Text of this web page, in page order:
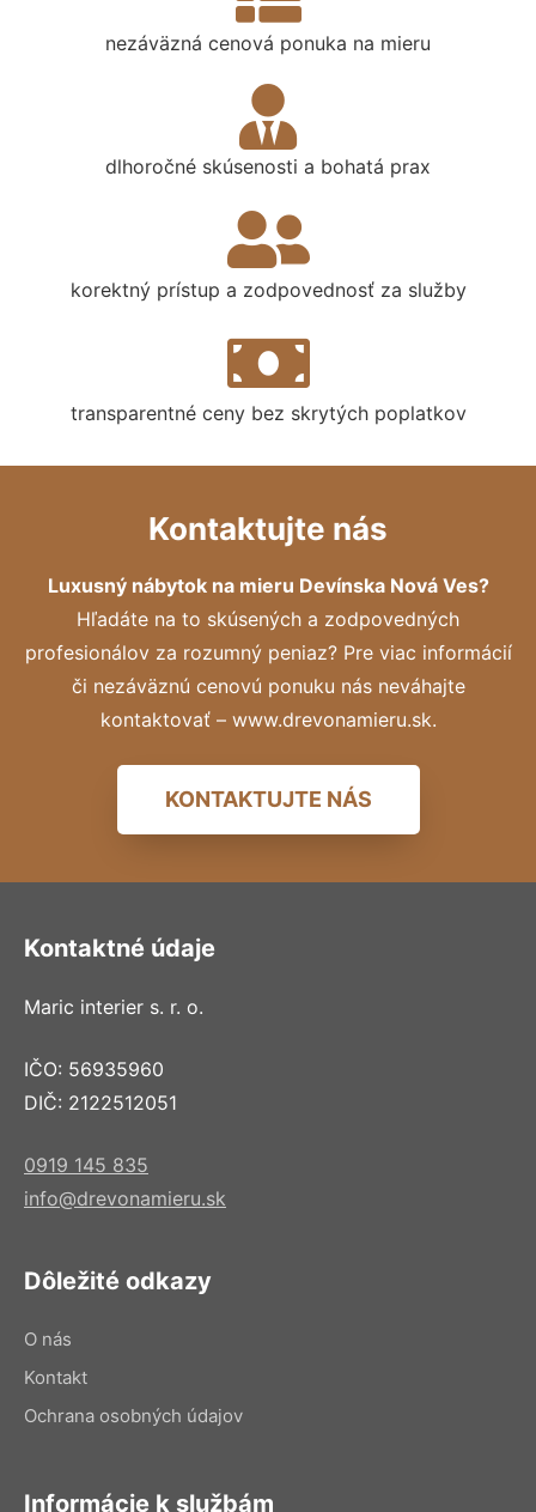
nezáväzná cenová ponuka na mieru
dlhoročné skúsenosti a bohatá prax
korektný prístup a zodpovednosť za služby
transparentné ceny bez skrytých poplatkov
Kontaktujte nás
Luxusný nábytok na mieru Devínska Nová Ves?
Hľadáte na to skúsených a zodpovedných
profesionálov za rozumný peniaz? Pre viac informácií
či nezáväznú cenovú ponuku nás neváhajte
kontaktovať – www.drevonamieru.sk.
KONTAKTUJTE NÁS
Kontaktné údaje
Maric interier s. r. o.
IČO: 56935960
DIČ: 2122512051
0919 145 835
info@drevonamieru.sk
Dôležité odkazy
O nás
Kontakt
Ochrana osobných údajov
Informácie k službám